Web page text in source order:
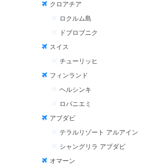
クロアチア
ロクルム島
ドブロブニク
スイス
チューリッヒ
フィンランド
ヘルシンキ
ロバニエミ
アブダビ
テラルリゾート アルアイン
シャングリラ アブダビ
オマーン